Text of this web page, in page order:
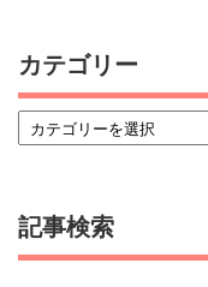
カテゴリー
記事検索